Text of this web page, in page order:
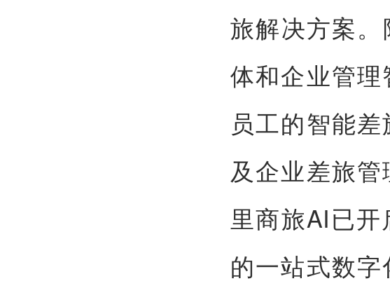
旅解决方案
体和企业管
员工的智能
及企业差旅
里商旅AI已
的一站式数